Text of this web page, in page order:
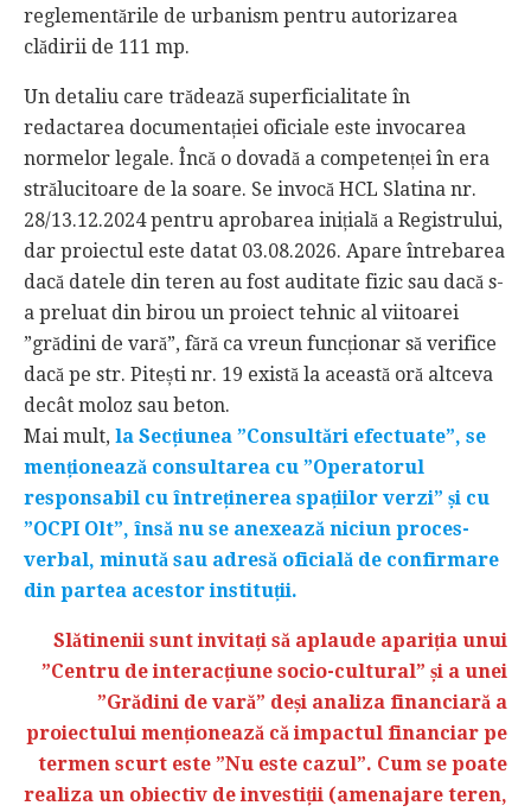
reglementările de urbanism pentru autorizarea
clădirii de 111 mp.
Un detaliu care trădează superficialitate în
redactarea documentației oficiale este invocarea
normelor legale. Încă o dovadă a competenței în era
strălucitoare de la soare. Se invocă HCL Slatina nr.
28/13.12.2024 pentru aprobarea inițială a Registrului,
dar proiectul este datat 03.08.2026. Apare întrebarea
dacă datele din teren au fost auditate fizic sau dacă s-
a preluat din birou un proiect tehnic al viitoarei
”grădini de vară”, fără ca vreun funcționar să verifice
dacă pe str. Pitești nr. 19 există la această oră altceva
decât moloz sau beton.
Mai mult, la Secțiunea ”Consultări efectuate”, se
menționează consultarea cu ”Operatorul
responsabil cu întreținerea spațiilor verzi” și cu
”OCPI Olt”, însă nu se anexează niciun proces-
verbal, minută sau adresă oficială de confirmare
din partea acestor instituții.
Slătinenii sunt invitați să aplaude apariția unui
”Centru de interacțiune socio-cultural” și a unei
”Grădini de vară” deși analiza financiară a
proiectului menționează că impactul financiar pe
termen scurt este ”Nu este cazul”. Cum se poate
realiza un obiectiv de investiții (amenajare teren,